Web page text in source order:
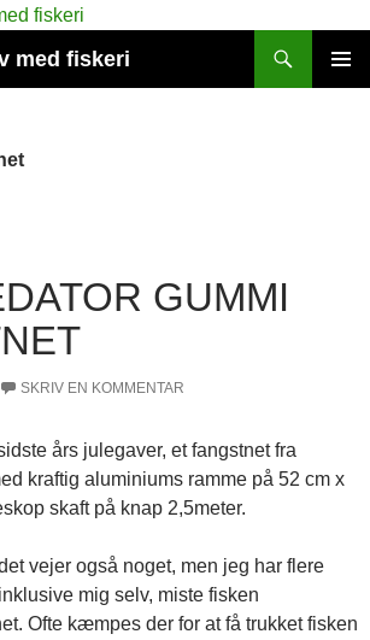
med fiskeri
GUMMI
SKRIV EN KOMMENTAR
års julegaver, et fangstnet fra
kraftig aluminiums ramme på 52 cm x
skaft på knap 2,5meter.
vejer også noget, men jeg har flere
mig selv, miste fisken
Ofte kæmpes der for at få trukket fisken